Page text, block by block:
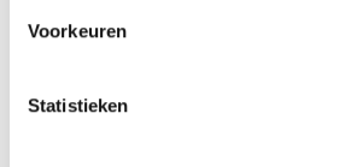
Voorkeuren
Statistieken